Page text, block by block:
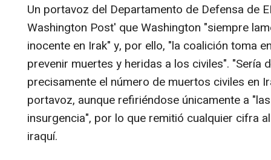
Un portavoz del Departamento de Defensa de
Washington Post' que Washington "siempre
inocente en Irak" y, por ello, "la coalición toma
prevenir muertes y heridas a los civiles". "Sería
precisamente el número de muertos civiles en
portavoz, aunque refiriéndose únicamente a
insurgencia", por lo que remitió cualquier cifra
iraquí.